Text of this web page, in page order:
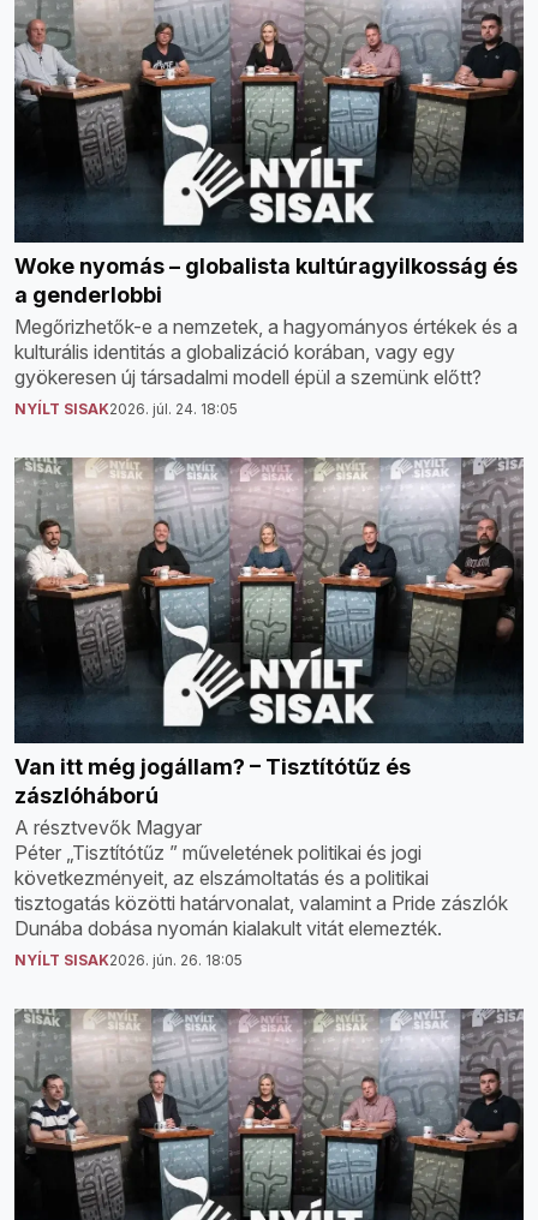
Woke nyomás – globalista kultúragyilkosság és
a genderlobbi
Megőrizhetők-e a nemzetek, a hagyományos értékek és a
kulturális identitás a globalizáció korában, vagy egy
gyökeresen új társadalmi modell épül a szemünk előtt?
NYÍLT SISAK2026. júl. 24. 18:05
Van itt még jogállam? – Tisztítótűz és
zászlóháború
A résztvevők Magyar
Péter „Tisztítótűz ” műveletének politikai és jogi
következményeit, az elszámoltatás és a politikai
tisztogatás közötti határvonalat, valamint a Pride zászlók
Dunába dobása nyomán kialakult vitát elemezték.
NYÍLT SISAK2026. jún. 26. 18:05